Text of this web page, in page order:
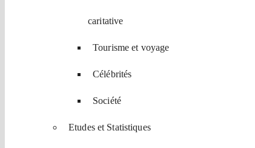
caritative
Tourisme et voyage
Célébrités
Société
Etudes et Statistiques